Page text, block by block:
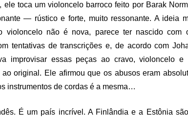
ele toca um violoncelo barroco feito por Barak
— rústico e forte, muito ressonante. A ideia
não é nova, parece ter nascido com
tentativas de transcrições e, de acordo com
improvisar essas peças ao cravo, violoncelo e
original. Ele afirmou que os abusos eram
instrumentos de cordas é a mesma…
É um país incrível. A Finlândia e a Estônia